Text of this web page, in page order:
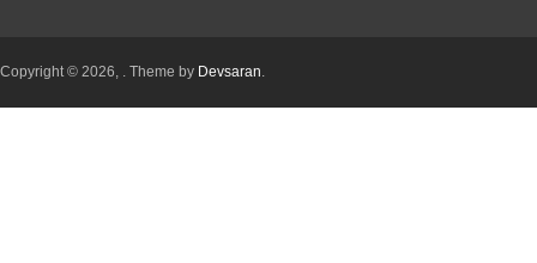
Copyright © 2026, . Theme by Devsaran.